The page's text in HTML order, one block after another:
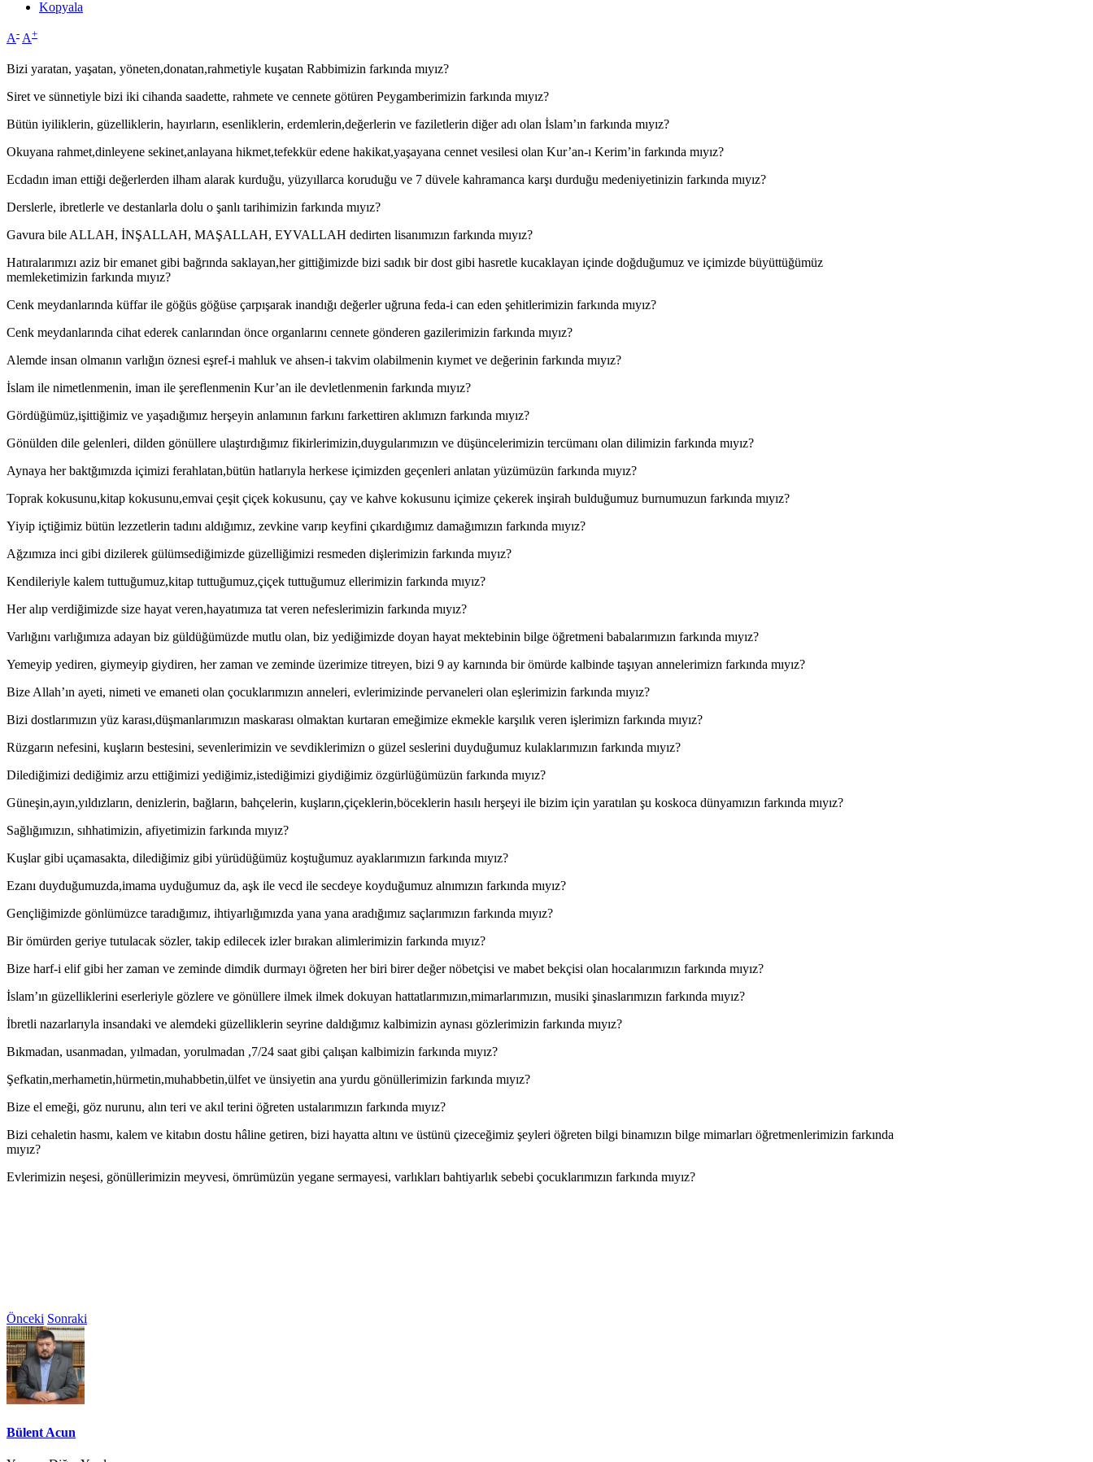
Kopyala
A- A+
Bizi yaratan, yaşatan, yöneten,donatan,rahmetiyle kuşatan Rabbimizin farkında mıyız?
Siret ve sünnetiyle bizi iki cihanda saadette, rahmete ve cennete götüren Peygamberimizin farkında mıyız?
Bütün iyiliklerin, güzelliklerin, hayırların, esenliklerin, erdemlerin,değerlerin ve faziletlerin diğer adı olan İslam’ın farkında mıyız?
Okuyana rahmet,dinleyene sekinet,anlayana hikmet,tefekkür edene hakikat,yaşayana cennet vesilesi olan Kur’an-ı Kerim’in farkında mıyız?
Ecdadın iman ettiği değerlerden ilham alarak kurduğu, yüzyıllarca koruduğu ve 7 düvele kahramanca karşı durduğu medeniyetinizin farkında mıyız?
Derslerle, ibretlerle ve destanlarla dolu o şanlı tarihimizin farkında mıyız?
Gavura bile ALLAH, İNŞALLAH, MAŞALLAH, EYVALLAH dedirten lisanımızın farkında mıyız?
Hatıralarımızı aziz bir emanet gibi bağrında saklayan,her gittiğimizde bizi sadık bir dost gibi hasretle kucaklayan içinde doğduğumuz ve içimizde büyüttüğümüz
memleketimizin farkında mıyız?
Cenk meydanlarında küffar ile göğüs göğüse çarpışarak inandığı değerler uğruna feda-i can eden şehitlerimizin farkında mıyız?
Cenk meydanlarında cihat ederek canlarından önce organlarını cennete gönderen gazilerimizin farkında mıyız?
Alemde insan olmanın varlığın öznesi eşref-i mahluk ve ahsen-i takvim olabilmenin kıymet ve değerinin farkında mıyız?
İslam ile nimetlenmenin, iman ile şereflenmenin Kur’an ile devletlenmenin farkında mıyız?
Gördüğümüz,işittiğimiz ve yaşadığımız herşeyin anlamının farkını farkettiren aklımızn farkında mıyız?
Gönülden dile gelenleri, dilden gönüllere ulaştırdığımız fikirlerimizin,duygularımızın ve düşüncelerimizin tercümanı olan dilimizin farkında mıyız?
Aynaya her baktğımızda içimizi ferahlatan,bütün hatlarıyla herkese içimizden geçenleri anlatan yüzümüzün farkında mıyız?
Toprak kokusunu,kitap kokusunu,emvai çeşit çiçek kokusunu, çay ve kahve kokusunu içimize çekerek inşirah bulduğumuz burnumuzun farkında mıyız?
Yiyip içtiğimiz bütün lezzetlerin tadını aldığımız, zevkine varıp keyfini çıkardığımız damağımızın farkında mıyız?
Ağzımıza inci gibi dizilerek gülümsediğimizde güzelliğimizi resmeden dişlerimizin farkında mıyız?
Kendileriyle kalem tuttuğumuz,kitap tuttuğumuz,çiçek tuttuğumuz ellerimizin farkında mıyız?
Her alıp verdiğimizde size hayat veren,hayatımıza tat veren nefeslerimizin farkında mıyız?
Varlığını varlığımıza adayan biz güldüğümüzde mutlu olan, biz yediğimizde doyan hayat mektebinin bilge öğretmeni babalarımızın farkında mıyız?
Yemeyip yediren, giymeyip giydiren, her zaman ve zeminde üzerimize titreyen, bizi 9 ay karnında bir ömürde kalbinde taşıyan annelerimizn farkında mıyız?
Bize Allah’ın ayeti, nimeti ve emaneti olan çocuklarımızın anneleri, evlerimizinde pervaneleri olan eşlerimizin farkında mıyız?
Bizi dostlarımızın yüz karası,düşmanlarımızın maskarası olmaktan kurtaran emeğimize ekmekle karşılık veren işlerimizn farkında mıyız?
Rüzgarın nefesini, kuşların bestesini, sevenlerimizin ve sevdiklerimizn o güzel seslerini duyduğumuz kulaklarımızın farkında mıyız?
Dilediğimizi dediğimiz arzu ettiğimizi yediğimiz,istediğimizi giydiğimiz özgürlüğümüzün farkında mıyız?
Güneşin,ayın,yıldızların, denizlerin, bağların, bahçelerin, kuşların,çiçeklerin,böceklerin hasılı herşeyi ile bizim için yaratılan şu koskoca dünyamızın farkında mıyız?
Sağlığımızın, sıhhatimizin, afiyetimizin farkında mıyız?
Kuşlar gibi uçamasakta, dilediğimiz gibi yürüdüğümüz koştuğumuz ayaklarımızın farkında mıyız?
Ezanı duyduğumuzda,imama uyduğumuz da, aşk ile vecd ile secdeye koyduğumuz alnımızın farkında mıyız?
Gençliğimizde gönlümüzce taradığımız, ihtiyarlığımızda yana yana aradığımız saçlarımızın farkında mıyız?
Bir ömürden geriye tutulacak sözler, takip edilecek izler bırakan alimlerimizin farkında mıyız?
Bize harf-i elif gibi her zaman ve zeminde dimdik durmayı öğreten her biri birer değer nöbetçisi ve mabet bekçisi olan hocalarımızın farkında mıyız?
İslam’ın güzelliklerini eserleriyle gözlere ve gönüllere ilmek ilmek dokuyan hattatlarımızın,mimarlarımızın, musiki şinaslarımızın farkında mıyız?
İbretli nazarlarıyla insandaki ve alemdeki güzelliklerin seyrine daldığımız kalbimizin aynası gözlerimizin farkında mıyız?
Bıkmadan, usanmadan, yılmadan, yorulmadan ,7/24 saat gibi çalışan kalbimizin farkında mıyız?
Şefkatin,merhametin,hürmetin,muhabbetin,ülfet ve ünsiyetin ana yurdu gönüllerimizin farkında mıyız?
Bize el emeği, göz nurunu, alın teri ve akıl terini öğreten ustalarımızın farkında mıyız?
Bizi cehaletin hasmı, kalem ve kitabın dostu hâline getiren, bizi hayatta altını ve üstünü çizeceğimiz şeyleri öğreten bilgi binamızın bilge mimarları öğretmenlerimizin farkında
mıyız?
Evlerimizin neşesi, gönüllerimizin meyvesi, ömrümüzün yegane sermayesi, varlıkları bahtiyarlık sebebi çocuklarımızın farkında mıyız?
Önceki Sonraki
Bülent Acun